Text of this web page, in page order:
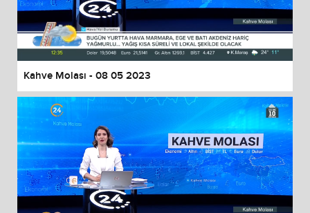
Kahve Molası - 08 05 2023